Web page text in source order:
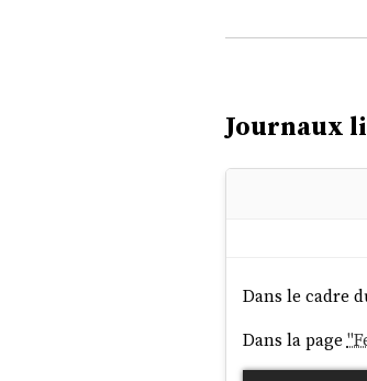
Journaux
Dans le cadre
Dans la page